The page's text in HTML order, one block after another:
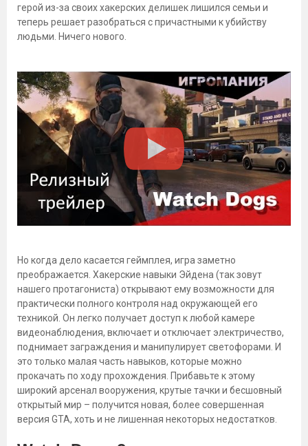
герой из-за своих хакерских делишек лишился семьи и
теперь решает разобраться с причастными к убийству
людьми. Ничего нового.
Но когда дело касается геймплея, игра заметно
преображается. Хакерские навыки Эйдена (так зовут
нашего протагониста) открывают ему возможности для
практически полного контроля над окружающей его
техникой. Он легко получает доступ к любой камере
видеонаблюдения, включает и отключает электричество,
поднимает заграждения и манипулирует светофорами. И
это только малая часть навыков, которые можно
прокачать по ходу прохождения. Прибавьте к этому
широкий арсенал вооружения, крутые тачки и бесшовный
открытый мир – получится новая, более совершенная
версия GTA, хоть и не лишенная некоторых недостатков.